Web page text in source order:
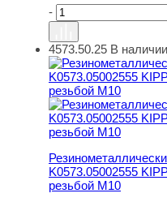
-
4573.50.25 В наличии
K0573.05002555
резьбой M10